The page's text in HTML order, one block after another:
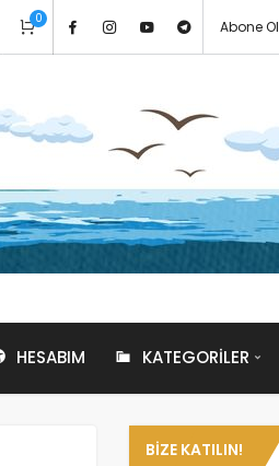
0 Abone Ol
HESABIM KATEGORILER
BIZE KATILIN!